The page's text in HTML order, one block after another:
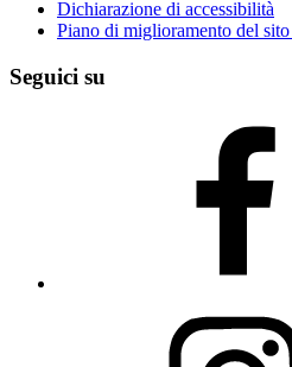
Dichiarazione di accessibilità
Piano di miglioramento del
Seguici su